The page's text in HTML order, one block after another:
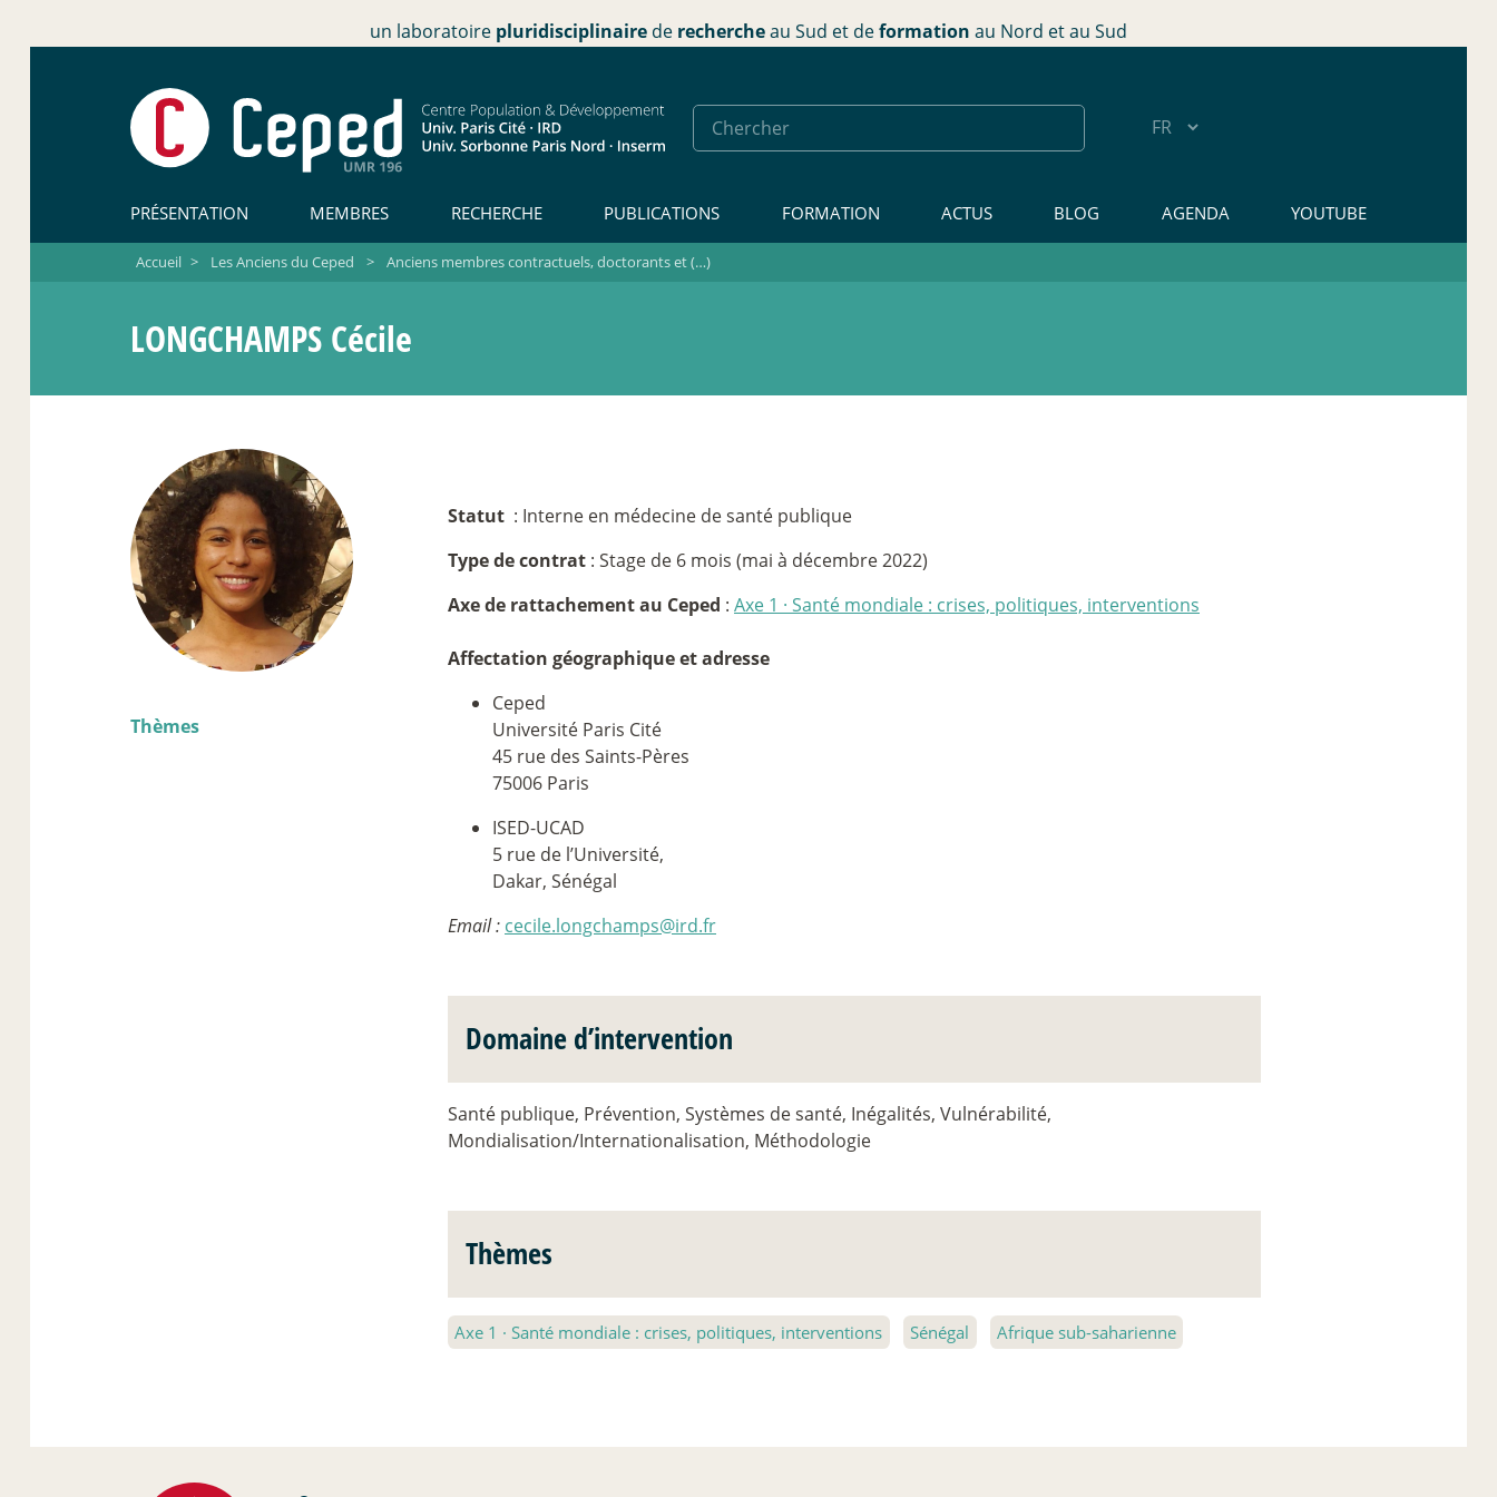
un laboratoire pluridisciplinaire de rechercheau Sud et deformation au Nord et au Sud
PRÉSENTATION MEMBRES RECHERCHE PUBLICATIONS FORMATION ACTUS BLOG AGENDA YOUTUBE
Accueil > Les Anciens du Ceped > Anciens membres contractuels, doctorants et (…)
LONGCHAMPS Cécile
Thèmes
Statut : Interne en médecine de santé publique
Type de contrat : Stage de 6 mois (mai à décembre 2022)
Axe de rattachement au Ceped : Axe 1 · Santé mondiale : crises, politiques, interventions
Affectation géographique et adresse
Ceped
Université Paris Cité
45 rue des Saints-Pères
75006 Paris
ISED-UCAD
5 rue de l’Université,
Dakar, Sénégal
Email : cecile.longchamps@ird.fr
Domaine d’intervention
Santé publique, Prévention, Systèmes de santé, Inégalités, Vulnérabilité,
Mondialisation/Internationalisation, Méthodologie
Thèmes
Axe 1 · Santé mondiale : crises, politiques, interventions Sénégal Afrique sub-saharienne